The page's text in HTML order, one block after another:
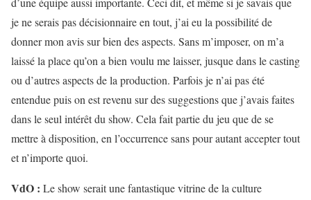
je ne serais pas décisionnaire en tout, j’ai eu la possibilité de
donner mon avis sur bien des aspects. Sans m’imposer, on m’a
laissé la place qu’on a bien voulu me laisser, jusque dans le casting
ou d’autres aspects de la production. Parfois je n’ai pas été
entendue puis on est revenu sur des suggestions que j’avais faites
dans le seul intérêt du show. Cela fait partie du jeu que de se
mettre à disposition, en l’occurrence sans pour autant accepter tout
et n’importe quoi.
VdO : Le show serait une fantastique vitrine de la culture